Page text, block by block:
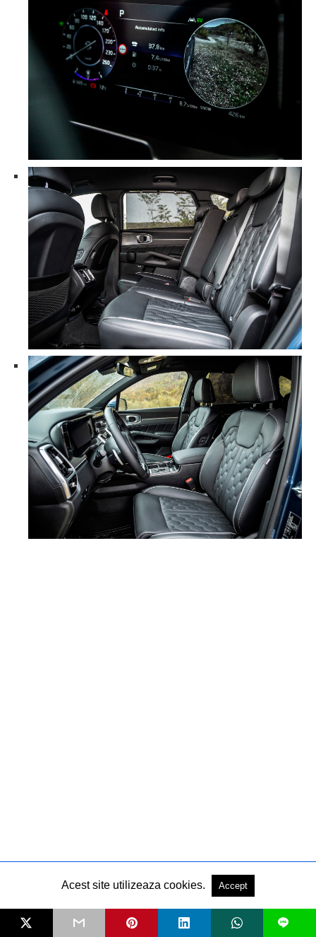
Dan Damian
Acest site utilizeaza cookies. Accept